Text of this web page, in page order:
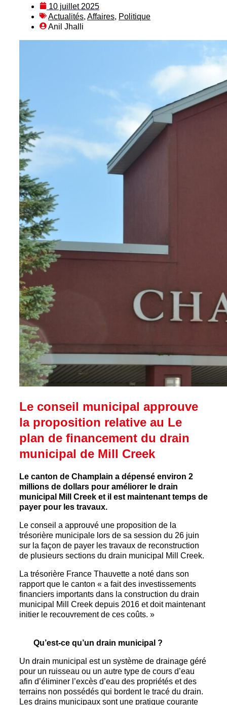
10 juillet 2025
Actualités, Affaires, Politique
Anil Jhalli
Le conseil municipal approuve
la proposition relative au Le
plan de financement du drain
municipal de Mill Creek
Le canton de Champlain a dépensé environ 2
millions de dollars pour améliorer le drain
municipal Mill Creek et il est maintenant temps de
payer pour les travaux.
Le conseil a approuvé une proposition de la
trésorière municipale lors de sa session du 26 juin
sur la façon de payer les travaux de reconstruction
de plusieurs sections du drain municipal Mill Creek.
La trésorière France Thauvette a noté dans son
rapport que le canton « a fait des investissements
financiers importants dans la construction du drain
municipal Mill Creek depuis 2016 et doit maintenant
initier le recouvrement de ces coûts. »
Qu’est-ce qu’un drain municipal ?
Un drain municipal est un système de drainage géré
pour un ruisseau ou un autre type de cours d’eau
afin d’éliminer l’excès d’eau des propriétés et des
terrains non possédés qui bordent le tracé du drain.
Les drains municipaux sont une pratique courante